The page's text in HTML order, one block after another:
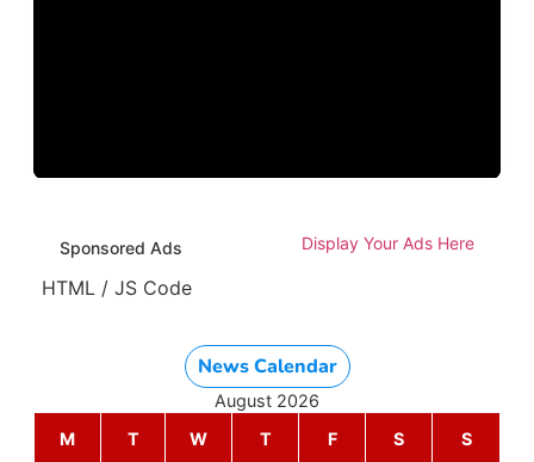
Sponsored Ads Display Your Ads Here
HTML / JS Code
News Calendar
August 2026
M
T W T F S S